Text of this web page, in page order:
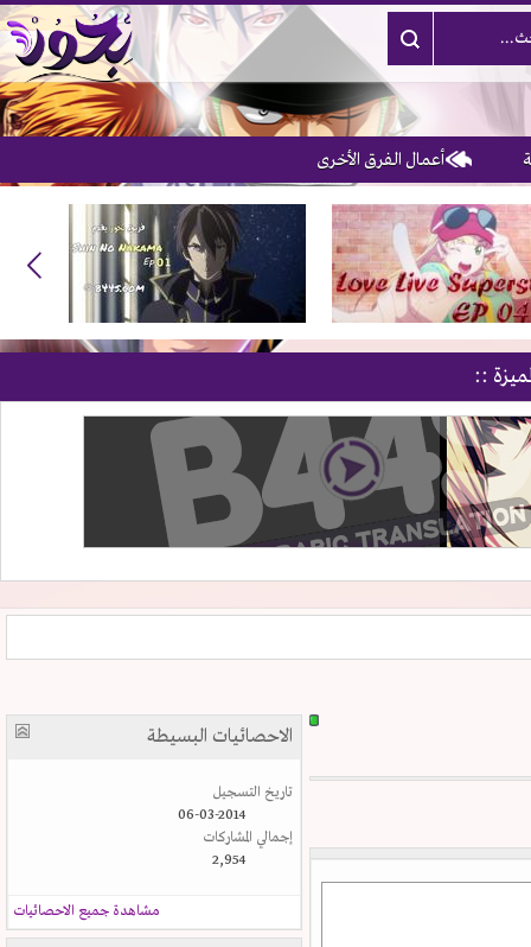
أعمال الفرق الأخرى
::
الاحصائيات البسيطة
تاريخ التسجيل
06-03-2014
إجمالي المشاركات
2,954
مشاهدة جميع الاحصائيات